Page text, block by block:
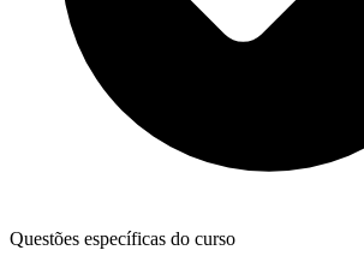
Questões específicas do curso